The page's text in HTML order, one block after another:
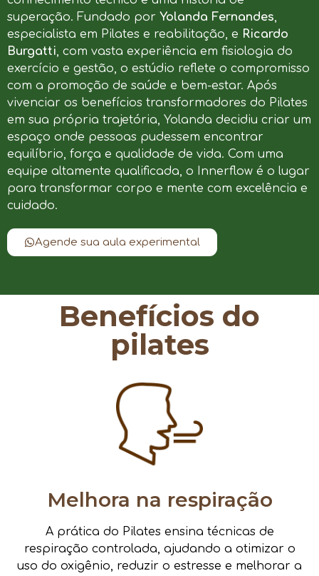
superação. Fundado por Yolanda Fernandes,
especialista em Pilates e reabilitação, e Ricardo
Burgatti, com vasta experiência em fisiologia do
exercício e gestão, o estúdio reflete o compromisso
com a promoção de saúde e bem-estar. Após
vivenciar os benefícios transformadores do Pilates
em sua própria trajetória, Yolanda decidiu criar um
espaço onde pessoas pudessem encontrar
equilíbrio, força e qualidade de vida. Com uma
equipe altamente qualificada, o Innerflow é o lugar
para transformar corpo e mente com excelência e
cuidado.
Agende sua aula experimental
Benefícios do
pilates
Melhora na respiração
A prática do Pilates ensina técnicas de
respiração controlada, ajudando a otimizar o
uso do oxigênio, reduzir o estresse e melhorar a